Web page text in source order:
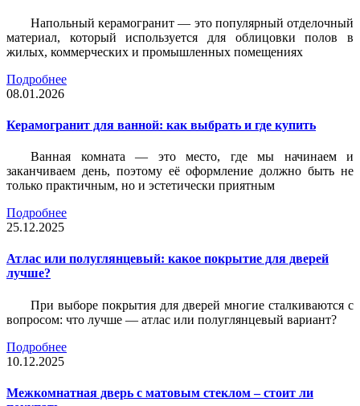
Напольный керамогранит — это популярный отделочный
материал, который используется для облицовки полов в
жилых, коммерческих и промышленных помещениях
Подробнее
08.01.2026
Керамогранит для ванной: как выбрать и где купить
Ванная комната — это место, где мы начинаем и
заканчиваем день, поэтому её оформление должно быть не
только практичным, но и эстетически приятным
Подробнее
25.12.2025
Атлас или полуглянцевый: какое покрытие для дверей
лучше?
При выборе покрытия для дверей многие сталкиваются с
вопросом: что лучше — атлас или полуглянцевый вариант?
Подробнее
10.12.2025
Межкомнатная дверь с матовым стеклом – стоит ли